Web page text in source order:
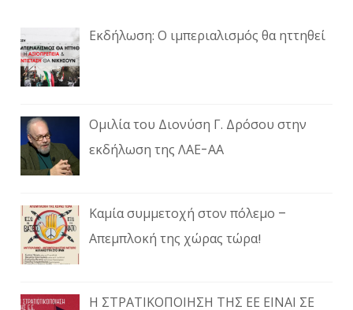
Εκδήλωση: Ο ιμπεριαλισμός θα ηττηθεί
Ομιλία του Διονύση Γ. Δρόσου στην
εκδήλωση της ΛΑΕ-ΑΑ
Καμία συμμετοχή στον πόλεμο –
Απεμπλοκή της χώρας τώρα!
Η ΣΤΡΑΤΙΚΟΠΟΙΗΣΗ ΤΗΣ ΕΕ ΕΙΝΑΙ ΣΕ